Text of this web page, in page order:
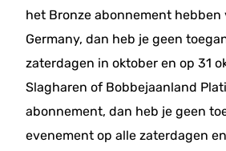
het Bronze abonnement hebben
Germany, dan heb je geen
zaterdagen in oktober en op 31
Slagharen of Bobbejaanland
abonnement, dan heb je geen
evenement op alle zaterdagen